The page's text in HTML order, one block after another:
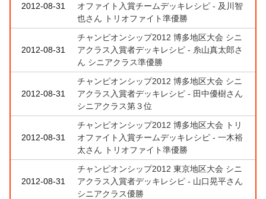
2012-08-31
オファイト入賞チームデッキレシピ - 及川智
也さん トリオファイト準優勝
2012-08-31
チャンピオンシップ2012 博多地区大会 シニ
アクラス入賞者デッキレシピ - 糸山真太郎さ
ん シニアクラス準優勝
2012-08-31
チャンピオンシップ2012 博多地区大会 シニ
アクラス入賞者デッキレシピ - 田中優樹さん
シニアクラス第３位
2012-08-31
チャンピオンシップ2012 博多地区大会 トリ
オファイト入賞チームデッキレシピ - 一木裕
太さん トリオファイト準優勝
2012-08-31
チャンピオンシップ2012 東京地区大会 シニ
アクラス入賞者デッキレシピ - 山口晃平さん
シニアクラス優勝